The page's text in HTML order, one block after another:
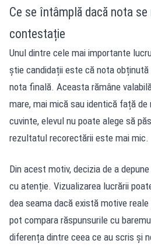
Ce se întâmplă dacă nota se
contestație
Unul dintre cele mai importante
știe candidații este că nota
nota finală. Aceasta rămâne
mare, mai mică sau identică față
cuvinte, elevul nu poate alege să
rezultatul recorectării este mai mic.
Din acest motiv, decizia de a
cu atenție. Vizualizarea lucrării
dea seama dacă există motive
pot compara răspunsurile cu
diferența dintre ceea ce au scris și